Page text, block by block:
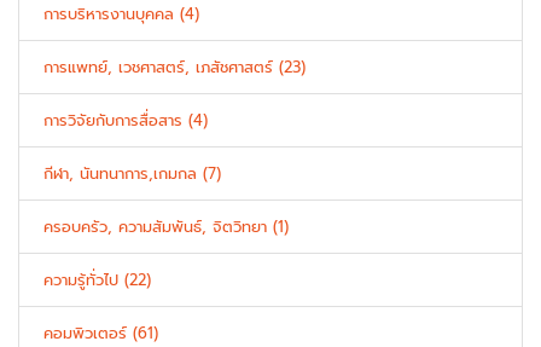
การบริหารงานบุคคล (4)
การแพทย์, เวชศาสตร์, เภสัชศาสตร์ (23)
การวิจัยกับการสื่อสาร (4)
กีฬา, นันทนาการ,เกมกล (7)
ครอบครัว, ความสัมพันธ์, จิตวิทยา (1)
ความรู้ทั่วไป (22)
คอมพิวเตอร์ (61)